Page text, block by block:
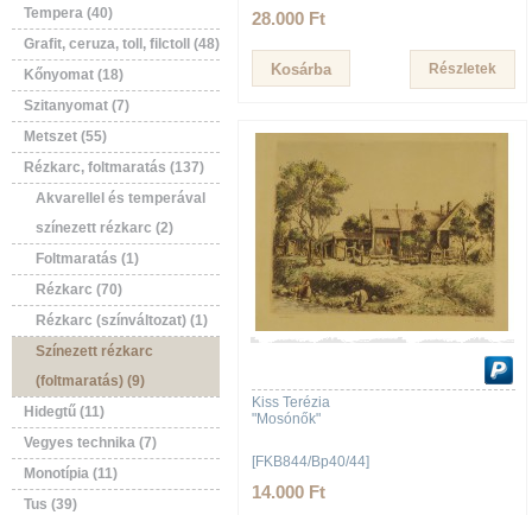
Tempera (40)
Grafit, ceruza, toll, filctoll (48)
Kőnyomat (18)
Szitanyomat (7)
Metszet (55)
Rézkarc, foltmaratás (137)
Akvarellel és temperával
színezett rézkarc (2)
Foltmaratás (1)
Rézkarc (70)
Rézkarc (színváltozat) (1)
Színezett rézkarc
(foltmaratás) (9)
Hidegtű (11)
Vegyes technika (7)
Monotípia (11)
Tus (39)
28.000 Ft
Részletek
Kiss Terézia
"Mosónők"
[FKB844/Bp40/44]
14.000 Ft